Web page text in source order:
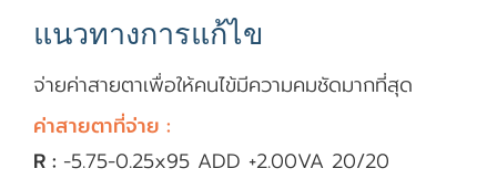
แนวทางการแก้ไข
จ่ายค่าสายตาเพื่อให้คนไข้มีความคมชัดมากที่สุด
ค่าสายตาที่จ่าย :
R : -5.75-0.25x95 ​​ADD +2.00​VA 20/20